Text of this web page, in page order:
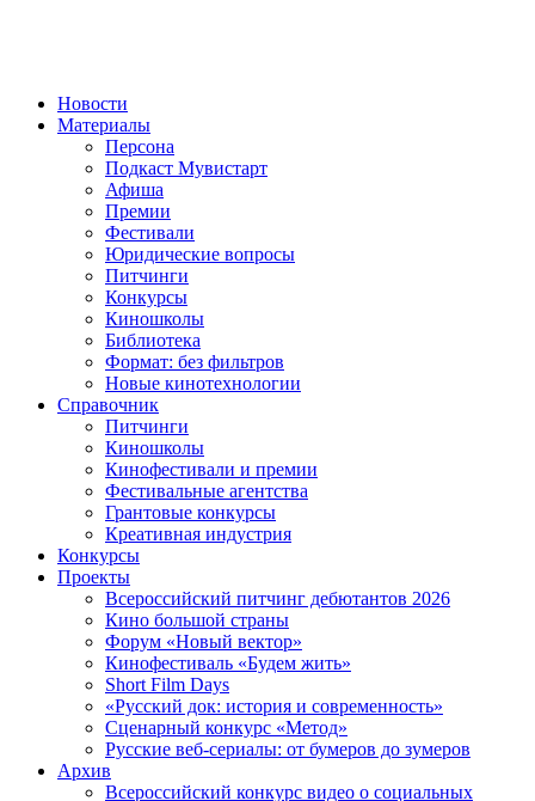
Новости
Материалы
Персона
Подкаст Мувистарт
Афиша
Премии
Фестивали
Юридические вопросы
Питчинги
Конкурсы
Киношколы
Библиотека
Формат: без фильтров
Новые кинотехнологии
Справочник
Питчинги
Киношколы
Кинофестивали и премии
Фестивальные агентства
Грантовые конкурсы
Креативная индустрия
Конкурсы
Проекты
Всероссийский питчинг дебютантов 2026
Кино большой страны
Форум «Новый вектор»
Кинофестиваль «Будем жить»
Short Film Days
«Русский док: история и современность»
Сценарный конкурс «Метод»
Русские веб-сериалы: от бумеров до зумеров
Архив
Всероссийский конкурс видео о социальных